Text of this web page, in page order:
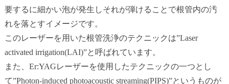
要するに細かい泡が発生しそれが弾けることで根管内の汚
れを落とすイメージです。
このレーザーを用いた根管洗浄のテクニックは”Laser
activated irrigation(LAI)”と呼ばれています。
また、Er:YAGレーザーを使用したテクニックの一つとし
て”Photon-induced photoacoustic streaming(PIPS)”というものが